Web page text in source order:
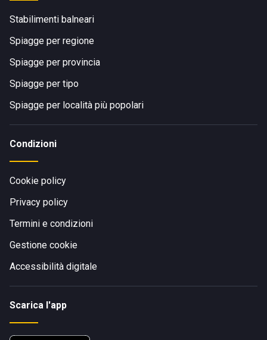
Stabilimenti balneari
Spiagge per regione
Spiagge per provincia
Spiagge per tipo
Spiagge per località più popolari
Condizioni
Cookie policy
Privacy policy
Termini e condizioni
Gestione cookie
Accessibilità digitale
Scarica l'app